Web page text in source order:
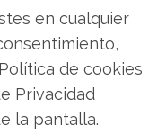
en cualquier
de cookies
Privacidad
la pantalla.